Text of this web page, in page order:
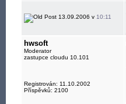
13.09.2006 v 10:11
hwsoft
Moderator
zastupce cloudu 10.101
Registrován: 11.10.2002
Příspěvků: 2100